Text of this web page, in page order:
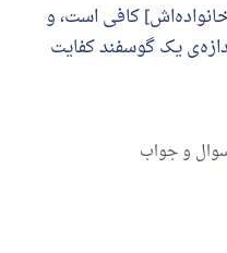
کافی است، و
یک گوسفند کفایت
و جواب